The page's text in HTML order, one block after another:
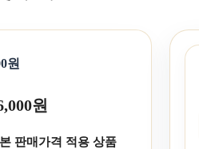
원
원
판매가격 적용 상품